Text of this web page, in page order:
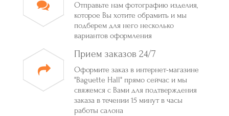
Отправьте нам фотографию изделия,
которое Вы хотите обрамить и мы
подберем для него несколько
вариантов оформления
Прием заказов 24/7
Оформите заказ в интернет-магазине
"Baguette Hall" прямо сейчас и мы
свяжемся с Вами для подтверждения
заказа в течении 15 минут в часы
работы салона